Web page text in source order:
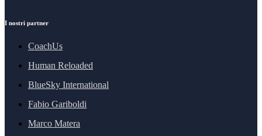
I nostri partner
CoachUs
Human Reloaded
BlueSky International
Fabio Gariboldi
Marco Matera